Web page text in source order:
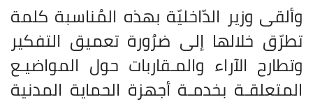
وألقى وزير الدّاخليّة بهذه المُناسبة كلمة
تطرّق خلالها إلى ضرُورة تعميق التفكير
وتطارح الآراء والمـقاربات حول المواضيـع
المتعلقـة بخدمـة أجهزة الحماية المدنية